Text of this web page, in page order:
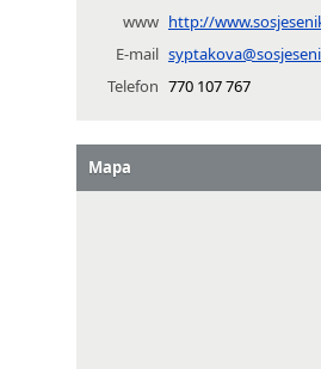
www http://
E-mail
Telefon 770 107 767
Mapa